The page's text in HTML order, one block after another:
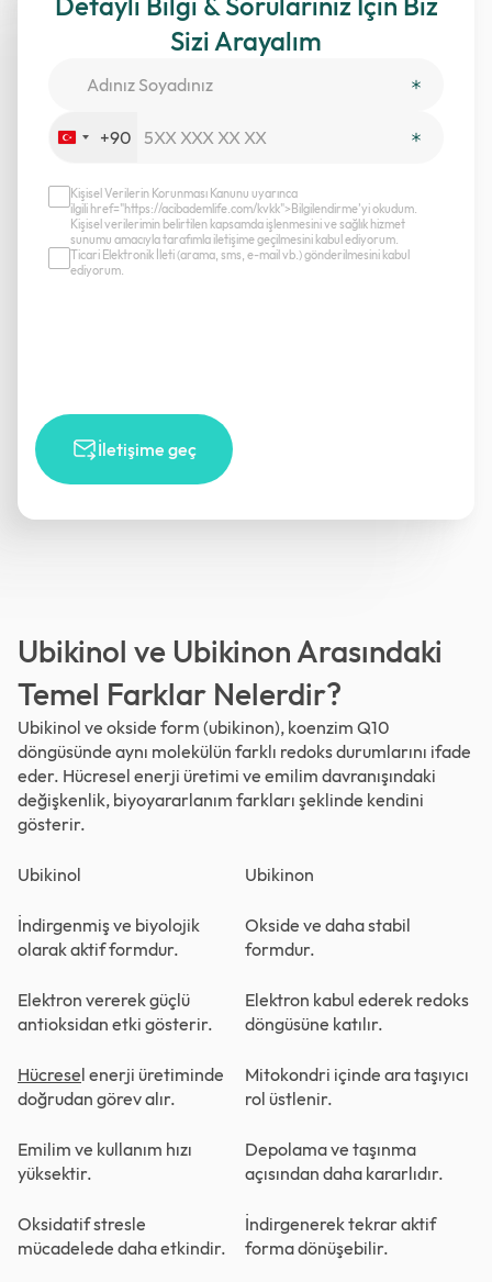
Sizi Arayalım
Turkey
+90
İletişime geç
Kişisel Verilerin Korunması Kanunu uyarınca
ilgili href="https://acibademlife.com/kvkk">Bilgilendirme’yi okudum.
Kişisel verilerimin belirtilen kapsamda işlenmesini ve sağlık hizmet
sunumu amacıyla tarafımla iletişime geçilmesini kabul ediyorum.
Ticari Elektronik İleti (arama, sms, e-mail vb.) gönderilmesini kabul
ediyorum.
Ubikinol ve Ubikinon Arasındaki
Temel Farklar Nelerdir?
Ubikinol ve okside form (ubikinon), koenzim Q10
döngüsünde aynı molekülün farklı redoks durumlarını ifade
eder. Hücresel enerji üretimi ve emilim davranışındaki
değişkenlik, biyoyararlanım farkları şeklinde kendini
gösterir.
Ubikinol Ubikinon
İndirgenmiş ve biyolojik
olarak aktif formdur.
Okside ve daha stabil
formdur.
Elektron vererek güçlü
antioksidan etki gösterir.
Elektron kabul ederek redoks
döngüsüne katılır.
Hücresel enerji üretiminde
doğrudan görev alır.
Mitokondri içinde ara taşıyıcı
rol üstlenir.
Emilim ve kullanım hızı
yüksektir.
Depolama ve taşınma
açısından daha kararlıdır.
Oksidatif stresle
mücadelede daha etkindir.
İndirgenerek tekrar aktif
forma dönüşebilir.